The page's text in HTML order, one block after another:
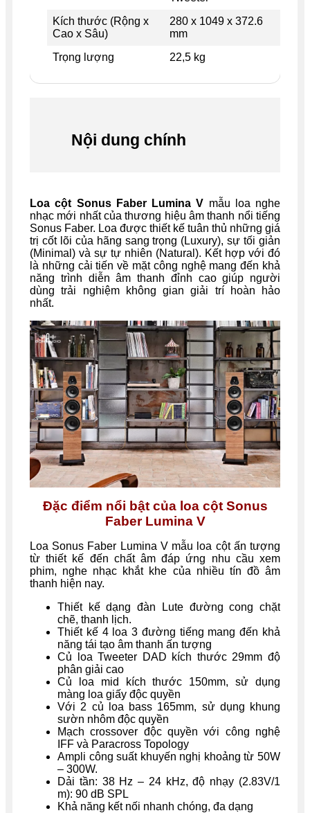
Kích thước (Rộng x
Cao x Sâu)
280 x 1049 x 372.6
mm
Trọng lượng
22,5 kg
Nội dung chính
Loa cột Sonus Faber Lumina V mẫu loa nghe
nhạc mới nhất của thương hiệu âm thanh nổi tiếng
Sonus Faber. Loa được thiết kế tuân thủ những giá
trị cốt lõi của hãng sang trọng (Luxury), sự tối giản
(Minimal) và sự tự nhiên (Natural). Kết hợp với đó
là những cải tiến về mặt công nghệ mang đến khả
năng trình diễn âm thanh đỉnh cao giúp người
dùng trải nghiệm không gian giải trí hoàn hảo
nhất.
Đặc điểm nổi bật của loa cột Sonus
Faber Lumina V
Loa Sonus Faber Lumina V mẫu loa cột ấn tượng
từ thiết kế đến chất âm đáp ứng nhu cầu xem
phim, nghe nhạc khắt khe của nhiều tín đồ âm
thanh hiện nay.
Thiết kế dạng đàn Lute đường cong chặt
chẽ, thanh lịch.
Thiết kế 4 loa 3 đường tiếng mang đến khả
năng tái tạo âm thanh ấn tượng
Củ loa Tweeter DAD kích thước 29mm độ
phân giải cao
Củ loa mid kích thước 150mm, sử dụng
màng loa giấy độc quyền
Với 2 củ loa bass 165mm, sử dụng khung
sườn nhôm độc quyền
Mạch crossover độc quyền với công nghệ
IFF và Paracross Topology
Ampli công suất khuyến nghị khoảng từ 50W
– 300W.
Dải tần: 38 Hz – 24 kHz, độ nhạy (2.83V/1
m): 90 dB SPL
Khả năng kết nối nhanh chóng, đa dạng